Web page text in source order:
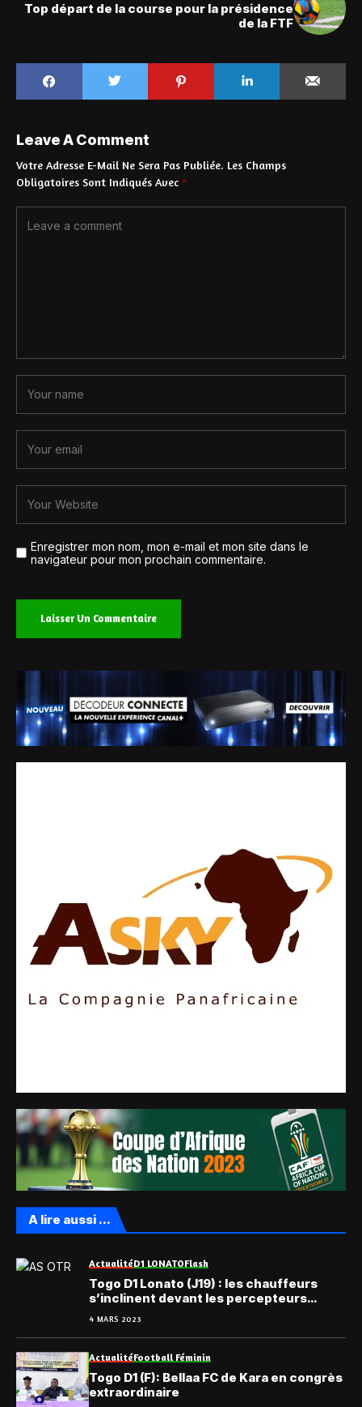
Top départ de la course pour la présidence
de la FTF
Leave A Comment
Votre Adresse E-Mail Ne Sera Pas Publiée. Les Champs
Obligatoires Sont Indiqués Avec *
Enregistrer mon nom, mon e-mail et mon site dans le
navigateur pour mon prochain commentaire.
A lire aussi ...
ActualitéD1 LONATOFlash
Togo D1 Lonato (J19) : les chauffeurs
s’inclinent devant les percepteurs
d’impôts
4 MARS 2023
ActualitéFootball Féminin
Togo D1 (F): Bellaa FC de Kara en congrès
extraordinaire